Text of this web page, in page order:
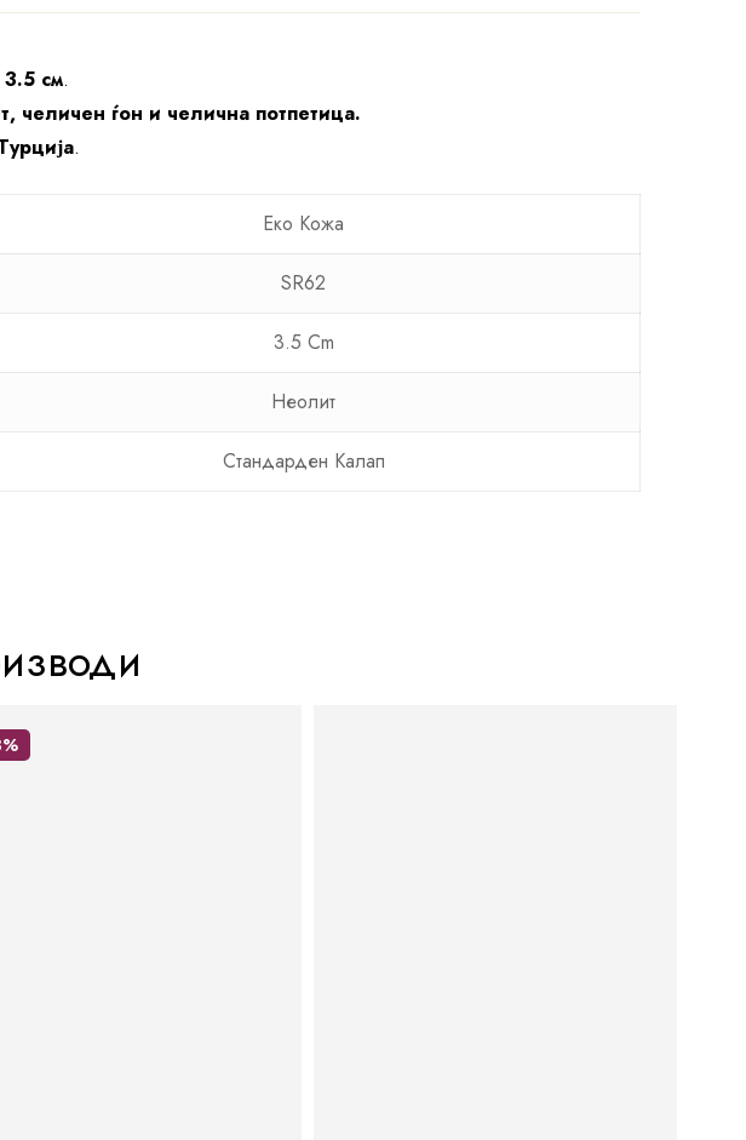
3.5 см.
челичен ѓон и челична потпетица.
.
Еко Кожa
SR62
3.5 Cm
Неолит
Стандарден Калап